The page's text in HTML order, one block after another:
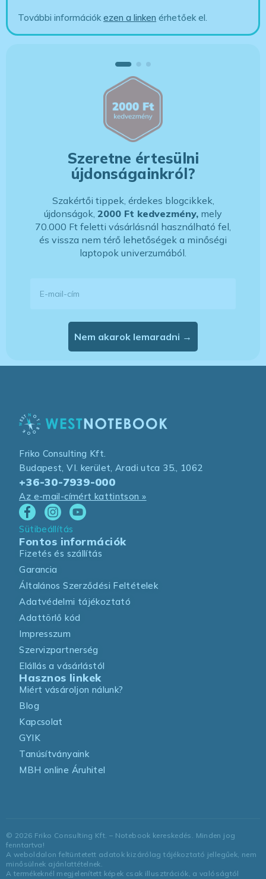
További információkezen a linken érhetőek el.
Szeretne értesülni
újdonságainkról?
Szakértői tippek, érdekes blogcikkek,
újdonságok, 2000 Ft kedvezmény, mely
70.000 Ft feletti vásárlásnál használható fel,
és vissza nem térő lehetőségek a minőségi
laptopok univerzumából.
Nem akarok lemaradni →
Friko Consulting Kft.
Budapest, VI. kerület, Aradi utca 35., 1062
+36-30-7939-000
Az e-mail-címért kattintson »
Sütibeállítás
Fontos információk
Fizetés és szállítás
Garancia
Általános Szerződési Feltételek
Adatvédelmi tájékoztató
Adattörlő kód
Impresszum
Szervizpartnerség
Elállás a vásárlástól
Hasznos linkek
Miért vásároljon nálunk?
Blog
Kapcsolat
GYIK
Tanúsítványaink
MBH online Áruhitel
© 2026 Friko Consulting Kft. – Notebook kereskedés. Minden jog
fenntartva!
A weboldalon feltüntetett adatok kizárólag tájékoztató jellegűek, nem
minősülnek ajánlattételnek.
A termékeknél megjelenített képek csak illusztrációk, a valóságtól